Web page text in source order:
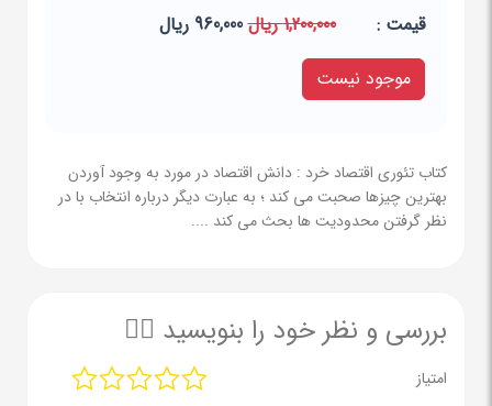
قيمت :
1,200,000 ریال
960,000 ریال
موجود نیست
کتاب تئوری اقتصاد خرد : دانش اقتصاد در مورد به وجود آوردن
بهترین چیزها صحبت می کند ؛ به عبارت دیگر درباره انتخاب با در
نظر گرفتن محدودیت ها بحث می کند ....
بررسی و نظر خود را بنویسید ✍🏻
امتیاز